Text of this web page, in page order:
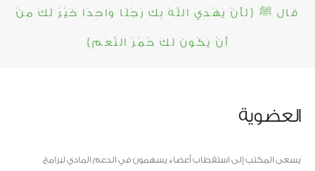
قال ﷺ {لَأَنْ يَهْدِيَ اللَّهُ بِكَ رَجُلًا وَاحِدًا خَيْرٌ لَكَ مِنْ
أَنْ يَكُونَ لَكَ حُمْرُ النَّعَمِ}
العضوية
يسعى المكتب إلى استقطاب أعضاء يسهمون في الدعم المادي لبرامج